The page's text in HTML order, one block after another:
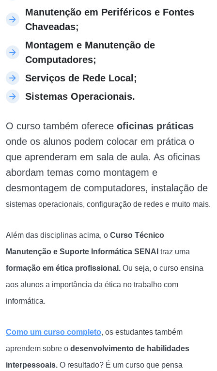
Manutenção em Periféricos e Fontes
Chaveadas;
Montagem e Manutenção de
Computadores;
Serviços de Rede Local;
Sistemas Operacionais.
O curso também oferece oficinas práticas
onde os alunos podem colocar em prática o
que aprenderam em sala de aula. As oficinas
abordam temas como montagem e
desmontagem de computadores, instalação de
sistemas operacionais, configuração de redes e muito mais.
Além das disciplinas acima, o Curso Técnico
Manutenção e Suporte Informática SENAI traz uma
formação em ética profissional. Ou seja, o curso ensina
aos alunos a importância da ética no trabalho com
informática.
Como um curso completo, os estudantes também
aprendem sobre o desenvolvimento de habilidades
interpessoais. O resultado? É um curso que pensa